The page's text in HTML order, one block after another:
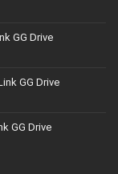
GG Drive
GG Drive
GG Drive